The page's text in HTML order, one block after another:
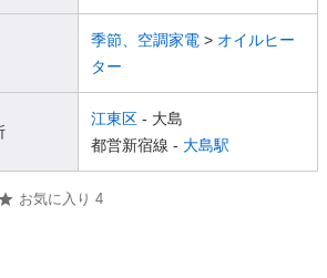
季節、空調家電 > オイルヒー
ター
江東区 - 大島
都営新宿線 - 大島駅
お気に入り 4